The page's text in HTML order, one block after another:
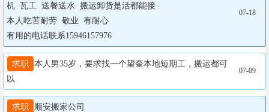
机  瓦工  送餐送水  搬运卸货是活都能接
本人吃苦耐劳  敬业  有耐心
有用的电话联系15946157976
07-18
求职
本人男35岁，要求找一个望奎本地短期工，搬运都可
以
07-09
求职
顺安搬家公司